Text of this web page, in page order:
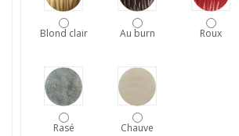
Blond clair Au burn Roux
Rasé Chauve